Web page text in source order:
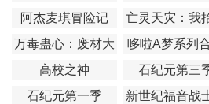
阿杰麦琪冒险记
亡灵天灾：我
百万骨海
万毒蛊心：废材大
小姐杀疯了
哆啦A梦系列
高校之神 石纪元第三
石纪元第一季
新世纪福音战